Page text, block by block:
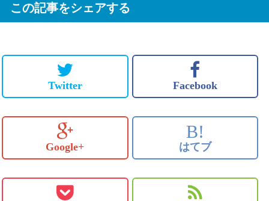
この記事をシェアする
Twitter Facebook
Google+
B!
はてブ